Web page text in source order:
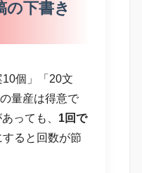
の下書き
個」「20文
量産は得意で
っても、 1回で
すると回数が節